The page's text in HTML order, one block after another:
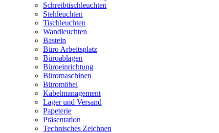
Schreibtischleuchten
Stehleuchten
Tischleuchten
Wandleuchten
Basteln
Büro Arbeitsplatz
Büroablagen
Büroeinrichtung
Büromaschinen
Büromöbel
Kabelmanagement
Lager und Versand
Papeterie
Präsentation
Technisches Zeichnen